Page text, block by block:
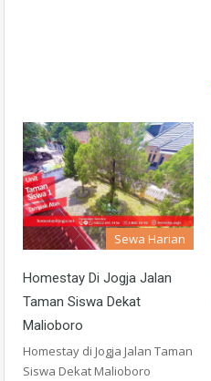
Sewa Harian
Homestay Di Jogja Jalan
Taman Siswa Dekat
Malioboro
Homestay di Jogja Jalan Taman
Siswa Dekat Malioboro